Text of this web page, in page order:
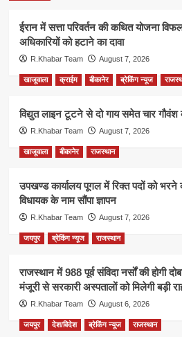
ईरान में सत्ता परिवर्तन की कथित योजना
अधिकारियों को हटाने का दावा
R.Khabar Team August 7, 2026
खाजूवाला क्राईम बीकानेर ब्रेकिंग न्यूज
विद्युत लाइन टूटने से दो गाय समेत चार गौवंश
R.Khabar Team August 7, 2026
खाजूवाला बीकानेर राजस्थान
उपखण्ड कार्यालय पूगल में रिक्त पदों को
विधायक के नाम सौंपा ज्ञापन
R.Khabar Team August 7, 2026
जयपुर ब्रेकिंग न्यूज राजस्थान
राजस्थान में 988 पूर्व संविदा नर्सों की होगी
मंजूरी से सरकारी अस्पतालों को मिलेगी बड़ी
R.Khabar Team August 6, 2026
जयपुर देश/विदेश ब्रेकिंग न्यूज राजस्थान